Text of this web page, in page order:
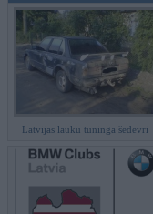
Latvijas lauku tūninga šedevri